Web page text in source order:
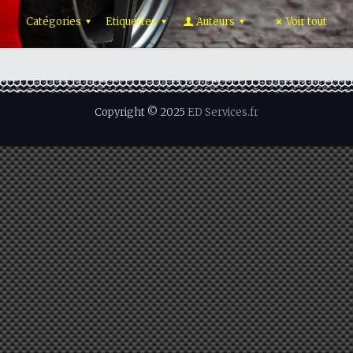
Catégories Etiquettes Auteurs Voir tout
Copyright © 2025 ED Services.fr